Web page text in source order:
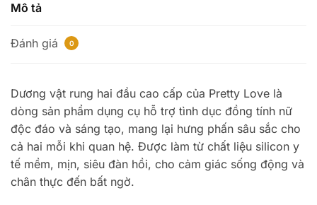
Mô tả
Đánh giá 0
Dương vật rung hai đầu cao cấp của Pretty Love là
dòng sản phẩm dụng cụ hỗ trợ tình dục đồng tính nữ
độc đáo và sáng tạo, mang lại hưng phấn sâu sắc cho
cả hai mỗi khi quan hệ. Được làm từ chất liệu silicon y
tế mềm, mịn, siêu đàn hồi, cho cảm giác sống động và
chân thực đến bất ngờ.